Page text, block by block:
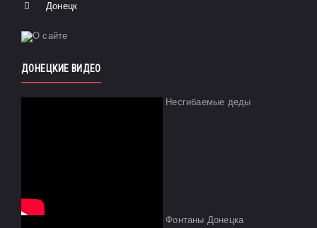
Донецк
ДОНЕЦКИЕ ВИДЕО
Несгибаемые деды
Фонтаны Донецка